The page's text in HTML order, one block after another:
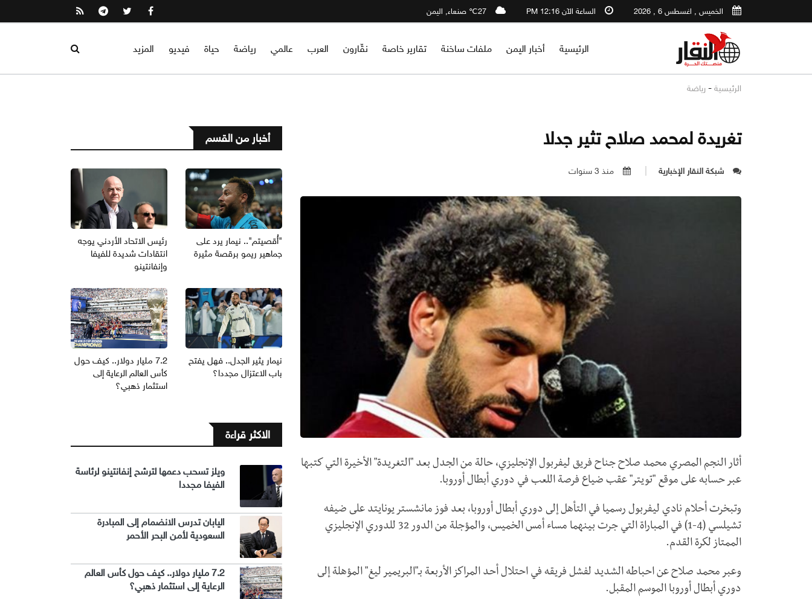
الخميس , اغسطس 6 , 2026 الساعة الآن 12:16 PM 27℃ صنعاء, اليمن
الرئيسية أخبار اليمن ملفات ساخنة تقارير خاصة نقّارون العرب عالمي رياضة حياة فيديو المزيد
الرئيسية - رياضة
تغريدة لمحمد صلاح تثير جدلا
شبكة النقار الإخبارية منذ 3 سنوات
أثار النجم المصري محمد صلاح جناح فريق ليفربول الإنجليزي، حالة من الجدل بعد "التغريدة" الأخيرة التي كتبها
عبر حسابه على موقع "تويتر" عقب ضياع فرصة اللعب في دوري أبطال أوروبا.
وتبخرت أحلام نادي ليفربول رسميا في التأهل إلى دوري أبطال أوروبا، بعد فوز مانشستر يونايتد على ضيفه
تشيلسي (4-1) في المباراة التي جرت بينهما مساء أمس الخميس، والمؤجلة من الدور 32 للدوري الإنجليزي
الممتاز لكرة القدم.
وعبر محمد صلاح عن احباطه الشديد لفشل فريقه في احتلال أحد المراكز الأربعة بـ"البريمير ليغ" المؤهلة إلى
دوري أبطال أوروبا الموسم المقبل.
أخبار من القسم
"أُقصيتم".. نيمار يرد على
جماهير ريمو برقصة مثيرة
رئيس الاتحاد الأردني يوجه
انتقادات شديدة للفيفا
وإنفانتينو
نيمار يثير الجدل.. فهل يفتح
باب الاعتزال مجددا؟
7.2 مليار دولار.. كيف حول
كأس العالم الرعاية إلى
استثمار ذهبي؟
الاكثر قراءة
ويلز تسحب دعمها لترشح إنفانتينو لرئاسة
الفيفا مجددا
اليابان تدرس الانضمام إلى المبادرة
السعودية لأمن البحر الأحمر
7.2 مليار دولار.. كيف حول كأس العالم
الرعاية إلى استثمار ذهبي؟